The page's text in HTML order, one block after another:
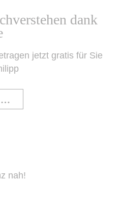
dank
jetzt gratis für Sie
…